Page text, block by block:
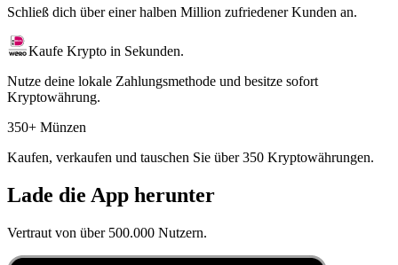
Schließ dich über einer halben Million zufriedener Kunden an.
Kaufe Krypto in Sekunden.
Nutze deine lokale Zahlungsmethode und besitze sofort
Kryptowährung.
350+ Münzen
Kaufen, verkaufen und tauschen Sie über 350 Kryptowährungen.
Lade die App herunter
Vertraut von über 500.000 Nutzern.